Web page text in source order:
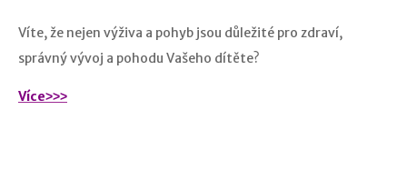
Víte, že nejen výživa a pohyb jsou důležité pro zdraví,
správný vývoj a pohodu Vašeho dítěte?
Více˃˃˃